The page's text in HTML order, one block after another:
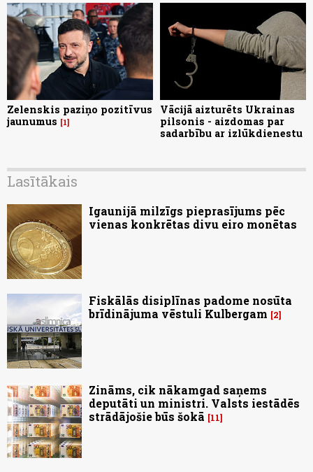
Zelenskis paziņo pozitīvus
jaunumus
1
Vācijā aizturēts Ukrainas
pilsonis - aizdomas par
sadarbību ar izlūkdienestu
Lasītākais
Igaunijā milzīgs pieprasījums pēc
vienas konkrētas divu eiro monētas
Fiskālās disiplīnas padome nosūta
brīdinājuma vēstuli Kulbergam
2
Zināms, cik nākamgad saņems
deputāti un ministri. Valsts iestādēs
strādājošie būs šokā
11